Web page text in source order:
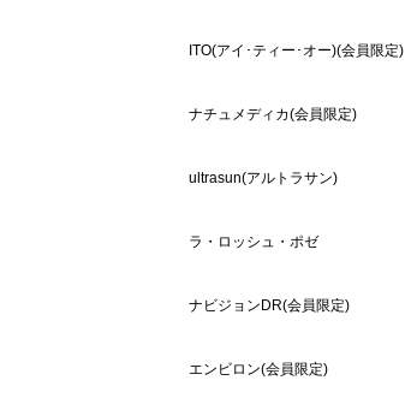
ITO(アイ･ティー･オー)(会員限定)
ナチュメディカ(会員限定)
ultrasun(アルトラサン)
ラ・ロッシュ・ポゼ
ナビジョンDR(会員限定)
エンビロン(会員限定)